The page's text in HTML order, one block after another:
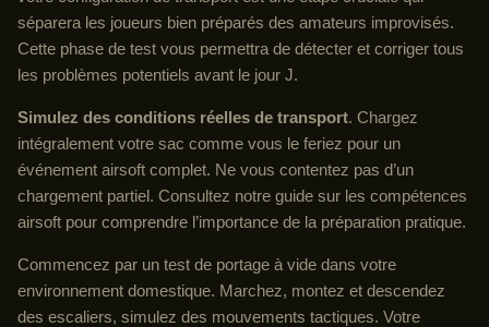
séparera les joueurs bien préparés des amateurs improvisés.
Cette phase de test vous permettra de détecter et corriger tous
les problèmes potentiels avant le jour J.
Simulez des conditions réelles de transport. Chargez
intégralement votre sac comme vous le feriez pour un
événement airsoft complet. Ne vous contentez pas d’un
chargement partiel. Consultez notre guide sur les compétences
airsoft pour comprendre l’importance de la préparation pratique.
Commencez par un test de portage à vide dans votre
environnement domestique. Marchez, montez et descendez
des escaliers, simulez des mouvements tactiques. Votre